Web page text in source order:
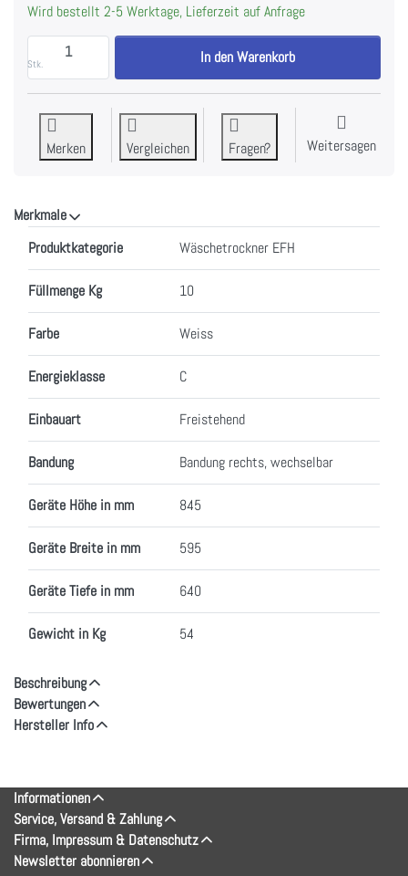
Wird bestellt 2-5 Werktage, Lieferzeit auf Anfrage
Stk.
HISENSE DH5S102BW Wäschetrockner 5S zu CHF
In den Warenkorb
Merken Vergleichen Fragen? Weitersagen
Merkmale
Produktkategorie Wäschetrockner EFH
Füllmenge Kg 10
Farbe Weiss
Energieklasse C
Einbauart Freistehend
Bandung Bandung rechts, wechselbar
Geräte Höhe in mm 845
Geräte Breite in mm 595
Geräte Tiefe in mm 640
Gewicht in Kg 54
Beschreibung
Bewertungen
Hersteller Info
Informationen
Service, Versand & Zahlung
Firma, Impressum & Datenschutz
Newsletter abonnieren